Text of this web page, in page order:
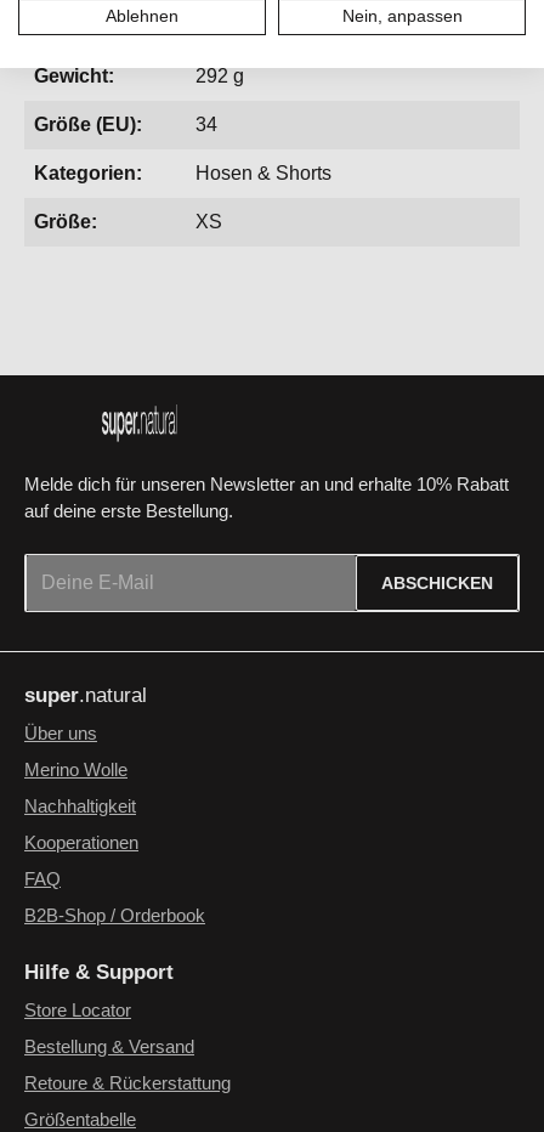
Geschlecht:
Gewicht: 292 g
Größe (EU): 34
Kategorien: Hosen & Shorts
Größe: XS
Melde dich für unseren Newsletter an und erhalte 10% Rabatt
auf deine erste Bestellung.
ABSCHICKEN
genommen und die
einverstanden.
Die mit einem Stern (*) markierten Felder sind Pflichtfelder.
super.natural
Über uns
Merino Wolle
Nachhaltigkeit
Kooperationen
FAQ
B2B-Shop / Orderbook
Hilfe & Support
Store Locator
Bestellung & Versand
Retoure & Rückerstattung
Größentabelle
Ablehnen Nein, anpassen